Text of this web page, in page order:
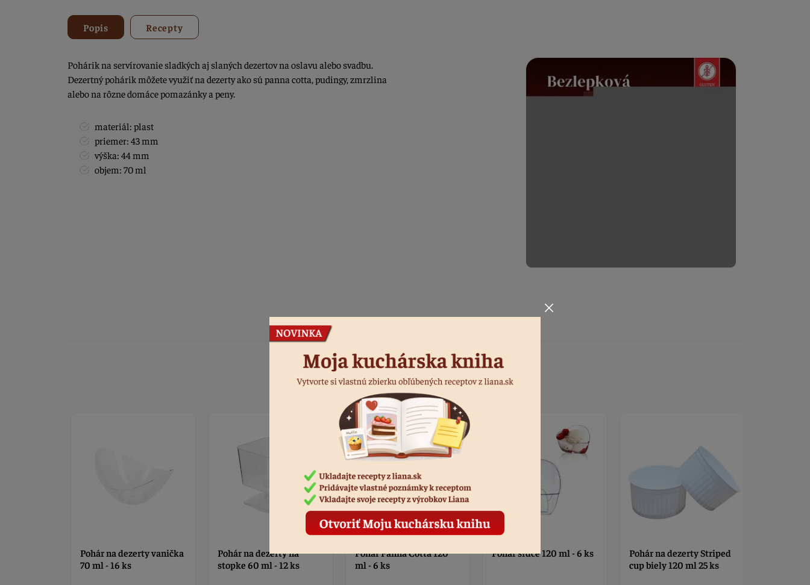
Popis Recepty
Pohárik na servírovanie sladkých aj slaných dezertov na oslavu alebo svadbu.
Dezertný pohárik môžete využiť na dezerty ako sú panna cotta, pudingy, zmrzlina
alebo na rôzne domáce pomazánky a peny.
materiál: plast
priemer: 43 mm
výška: 44 mm
objem: 70 ml
Podobné produkty
Pohár na dezerty na
stopke 60 ml - 12 ks
Pohár Panna Cotta 120
ml - 6 ks
Pohár srdce 120 ml - 6 ks
Pohár na dezerty Striped
Pohár na dezerty vanička
70 ml - 16 ks